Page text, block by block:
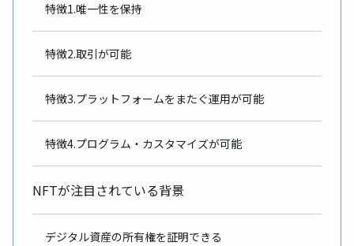
特徴1.唯一性を保持
特徴2.取引が可能
特徴3.プラットフォームをまたぐ運用が可能
特徴4.プログラム・カスタマイズが可能
NFTが注目されている背景
デジタル資産の所有権を証明できる